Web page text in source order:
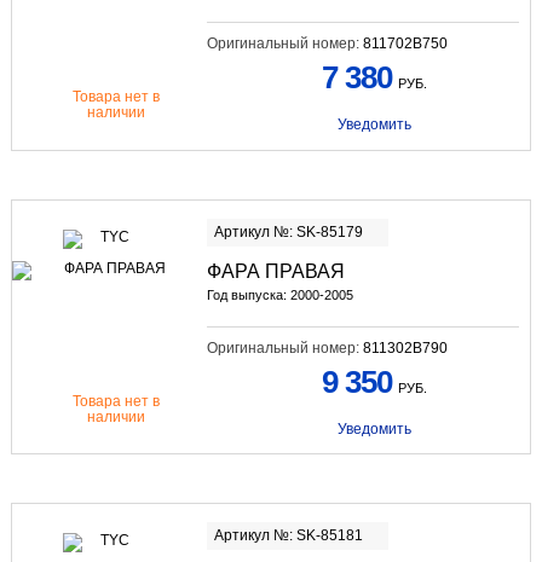
Оригинальный номер: 811702B750
Товара нет в
наличии
7 380 РУБ.
Уведомить
Артикул №: SK-85179
ФАРА ПРАВАЯ
Год выпуска: 2000-2005
Оригинальный номер: 811302B790
Товара нет в
наличии
9 350 РУБ.
Уведомить
Артикул №: SK-85181